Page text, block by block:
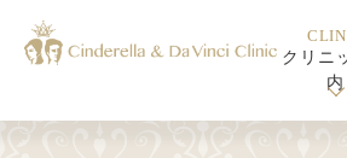
クリニ
内